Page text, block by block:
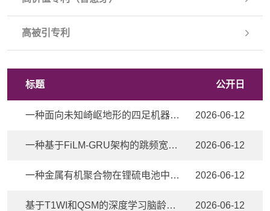
标题 公开日
一种面向未知崎岖地形的四足机器人轨迹规划方法 2026-06-12
一种基于FiLM-GRU架构的跳频宽带统一数字预失真方法和系统 2026-06-12
一种金属有机聚合物在锂硫电池中的应用 2026-06-12
基于T1WI和QSM的深度学习脑龄测试方法及系统 2026-06-12
高被引专利